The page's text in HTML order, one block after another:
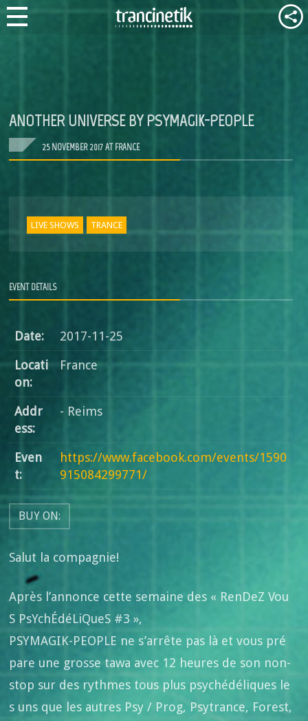
ANOTHER UNIVERSE BY PSYMAGIK-PEOPLE
25 NOVEMBER 2017 AT FRANCE
LIVE SHOWS TRANCE
EVENT DETAILS
Date:
2017-11-25
Locati
on:
France
Addr
ess:
- Reims
Even
t:
https://www.facebook.com/events/1590
915084299771/
BUY ON:
Salut la compagnie!
Après l’annonce cette semaine des « RenDeZ Vou
S PsYchÉdéLiQueS #3 »,
PSYMAGIK-PEOPLE ne s’arrête pas là et vous pré
pare une grosse tawa avec 12 heures de son non-
stop sur des rythmes tous plus psychédéliques le
s uns que les autres Psy / Prog, Psytrance, Forest,